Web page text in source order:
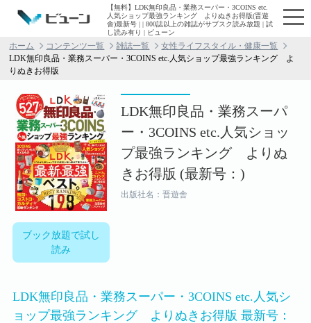
【無料】LDK無印良品・業務スーパー・3COINS etc.
人気ショップ最強ランキング よりぬきお得版(晋遊
舎)最新号 | | 800誌以上の雑誌がサブスク読み放題 | 試
し読み有り | ビューン
ホーム コンテンツ一覧 雑誌一覧
女性ライフスタイル・健康一覧
LDK無印良品・業務スーパー・3COINS etc.人気ショップ最強ランキング よ
りぬきお得版
ブック放題で試し
読み
LDK無印良品・業務スーパ
ー・3COINS etc.人気ショッ
プ最強ランキング よりぬ
きお得版 (最新号：)
出版社名：晋遊舎
LDK無印良品・業務スーパー・3COINS etc.人気シ
ョップ最強ランキング よりぬきお得版 最新号：